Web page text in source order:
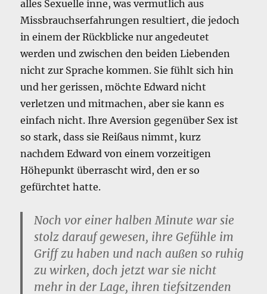
alles Sexuelle inne, was vermutlich aus
Missbrauchserfahrungen resultiert, die jedoch
in einem der Rückblicke nur angedeutet
werden und zwischen den beiden Liebenden
nicht zur Sprache kommen. Sie fühlt sich hin
und her gerissen, möchte Edward nicht
verletzen und mitmachen, aber sie kann es
einfach nicht. Ihre Aversion gegenüber Sex ist
so stark, dass sie Reißaus nimmt, kurz
nachdem Edward von einem vorzeitigen
Höhepunkt überrascht wird, den er so
gefürchtet hatte.
Noch vor einer halben Minute war sie
stolz darauf gewesen, ihre Gefühle im
Griff zu haben und nach außen so ruhig
zu wirken, doch jetzt war sie nicht
mehr in der Lage, ihren tiefsitzenden